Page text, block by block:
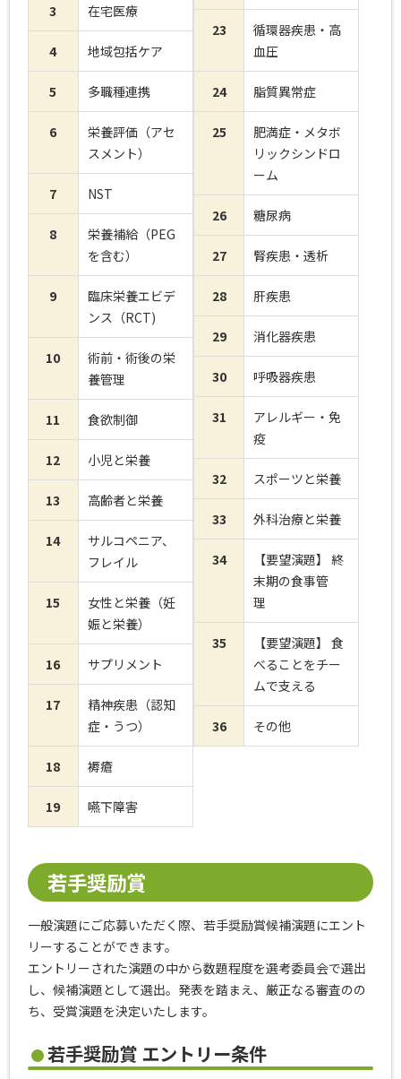
3 在宅医療
4 地域包括ケア
5 多職種連携
6
栄養評価（アセ
スメント）
7 NST
8
栄養補給（PEG
を含む）
9
臨床栄養エビデ
ンス（RCT)
10
術前・術後の栄
養管理
11 食欲制御
12 小児と栄養
13 高齢者と栄養
14
サルコペニア、
フレイル
15
女性と栄養（妊
娠と栄養）
16 サプリメント
17
精神疾患（認知
症・うつ）
18 褥瘡
19 嚥下障害
23
循環器疾患・高
血圧
24 脂質異常症
25
肥満症・メタボ
リックシンドロ
ーム
26 糖尿病
27 腎疾患・透析
28 肝疾患
29 消化器疾患
30 呼吸器疾患
31
アレルギー・免
疫
32 スポーツと栄養
33 外科治療と栄養
34
【要望演題】 終
末期の食事管
理
35
【要望演題】 食
べることをチー
ムで支える
36 その他
若手奨励賞
一般演題にご応募いただく際、若手奨励賞候補演題にエント
リーすることができます。
エントリーされた演題の中から数題程度を選考委員会で選出
し、候補演題として選出。発表を踏まえ、厳正なる審査のの
ち、受賞演題を決定いたします。
若手奨励賞 エントリー条件